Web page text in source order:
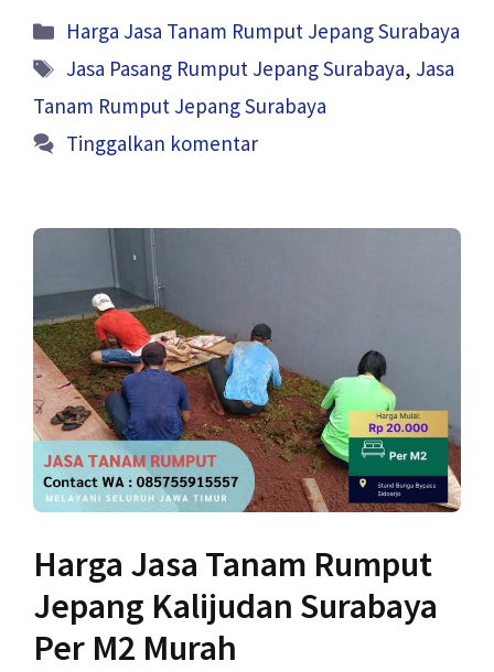
Kategori
Harga Jasa Tanam Rumput Jepang Surabaya
Tag
Jasa Pasang Rumput Jepang Surabaya, Jasa
Tanam Rumput Jepang Surabaya
Tinggalkan komentar
Harga Jasa Tanam Rumput
Jepang Kalijudan Surabaya
Per M2 Murah